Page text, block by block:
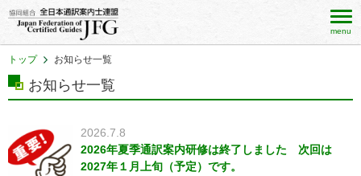
menu
トップ お知らせ一覧
お知らせ一覧
2026.7.8
2026年夏季通訳案内研修は終了しました 次回は
2027年１月上旬（予定）です。